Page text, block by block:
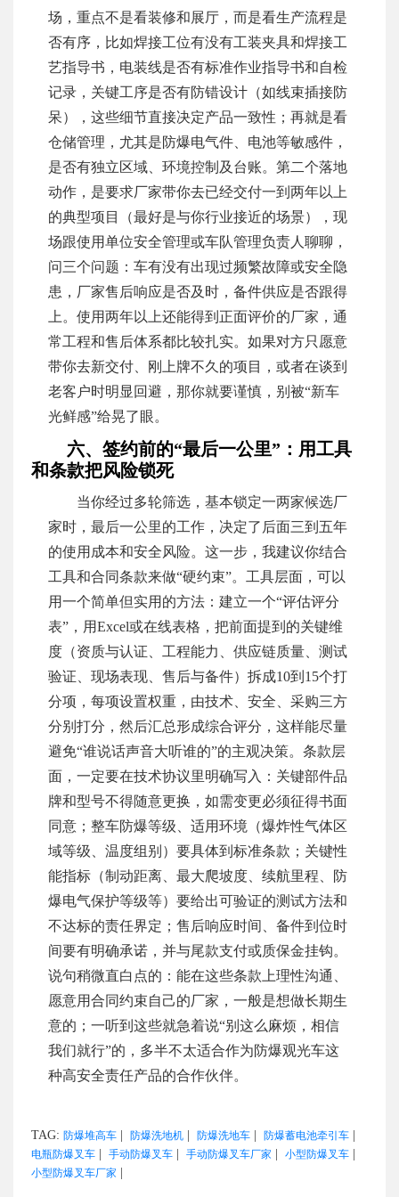
场，重点不是看装修和展厅，而是看生产流程是
否有序，比如焊接工位有没有工装夹具和焊接工
艺指导书，电装线是否有标准作业指导书和自检
记录，关键工序是否有防错设计（如线束插接防
呆），这些细节直接决定产品一致性；再就是看
仓储管理，尤其是防爆电气件、电池等敏感件，
是否有独立区域、环境控制及台账。第二个落地
动作，是要求厂家带你去已经交付一到两年以上
的典型项目（最好是与你行业接近的场景），现
场跟使用单位安全管理或车队管理负责人聊聊，
问三个问题：车有没有出现过频繁故障或安全隐
患，厂家售后响应是否及时，备件供应是否跟得
上。使用两年以上还能得到正面评价的厂家，通
常工程和售后体系都比较扎实。如果对方只愿意
带你去新交付、刚上牌不久的项目，或者在谈到
老客户时明显回避，那你就要谨慎，别被“新车
光鲜感”给晃了眼。
六、签约前的“最后一公里”：用工具
和条款把风险锁死
当你经过多轮筛选，基本锁定一两家候选厂
家时，最后一公里的工作，决定了后面三到五年
的使用成本和安全风险。这一步，我建议你结合
工具和合同条款来做“硬约束”。工具层面，可以
用一个简单但实用的方法：建立一个“评估评分
表”，用Excel或在线表格，把前面提到的关键维
度（资质与认证、工程能力、供应链质量、测试
验证、现场表现、售后与备件）拆成10到15个打
分项，每项设置权重，由技术、安全、采购三方
分别打分，然后汇总形成综合评分，这样能尽量
避免“谁说话声音大听谁的”的主观决策。条款层
面，一定要在技术协议里明确写入：关键部件品
牌和型号不得随意更换，如需变更必须征得书面
同意；整车防爆等级、适用环境（爆炸性气体区
域等级、温度组别）要具体到标准条款；关键性
能指标（制动距离、最大爬坡度、续航里程、防
爆电气保护等级等）要给出可验证的测试方法和
不达标的责任界定；售后响应时间、备件到位时
间要有明确承诺，并与尾款支付或质保金挂钩。
说句稍微直白点的：能在这些条款上理性沟通、
愿意用合同约束自己的厂家，一般是想做长期生
意的；一听到这些就急着说“别这么麻烦，相信
我们就行”的，多半不太适合作为防爆观光车这
种高安全责任产品的合作伙伴。
TAG: 防爆堆高车 防爆洗地机 防爆洗地车 防爆蓄电池牵引车
电瓶防爆叉车 手动防爆叉车 手动防爆叉车厂家 小型防爆叉车
小型防爆叉车厂家